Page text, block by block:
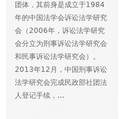
团体，其前身是成立于1984
年的中国法学会诉讼法学研究
会（2006年，诉讼法学研究
会分立为刑事诉讼法学研究会
和民事诉讼法学研究会）。
2013年12月，中国刑事诉讼
法学研究会完成民政部社团法
人登记手续，...